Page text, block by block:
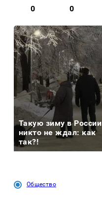
0 0
Такую зиму в России
никто не ждал: как
так?!
Общество